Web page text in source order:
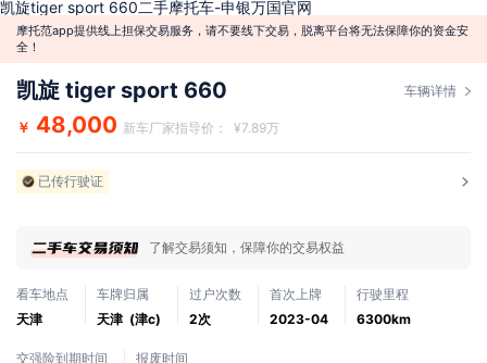
凯旋tiger sport 660二手摩托车-申银万国官网
摩托范app提供线上担保交易服务，请不要线下交易，脱离平台将无法保障你的资金安
全！
凯旋 tiger sport 660 车辆详情
￥ 48,000 新车厂家指导价： ¥7.89万
已传行驶证
了解交易须知，保障你的交易权益
看车地点
天津
车牌归属
天津 (津c)
过户次数
2次
首次上牌
2023-04
行驶里程
6300km
交强险到期时间
报废时间